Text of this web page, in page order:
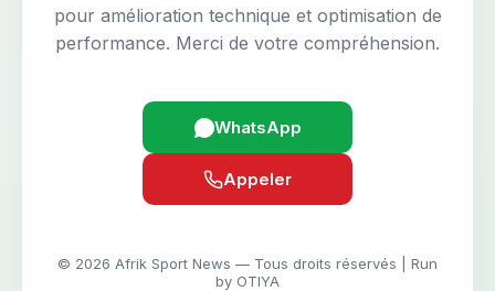
pour amélioration technique et optimisation de
performance. Merci de votre compréhension.
WhatsApp
Appeler
© 2026 Afrik Sport News — Tous droits réservés | Run
by OTIYA